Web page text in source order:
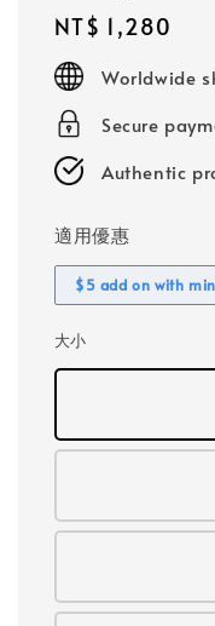
Regular
price
NT$ 1,280
Worldwide
Secure
Authentic
適用優惠
$5 add on with
大小